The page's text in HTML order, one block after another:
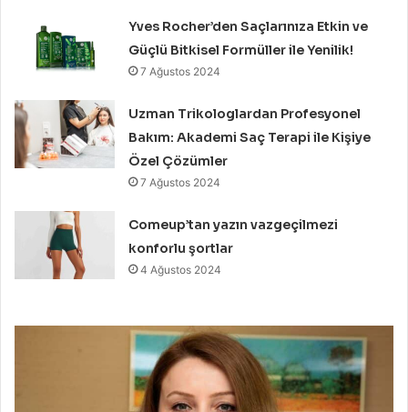
Yves Rocher’den Saçlarınıza Etkin ve
Güçlü Bitkisel Formüller ile Yenilik!
7 Ağustos 2024
Uzman Trikologlardan Profesyonel
Bakım: Akademi Saç Terapi ile Kişiye
Özel Çözümler
7 Ağustos 2024
Comeup’tan yazın vazgeçilmezi
konforlu şortlar
4 Ağustos 2024